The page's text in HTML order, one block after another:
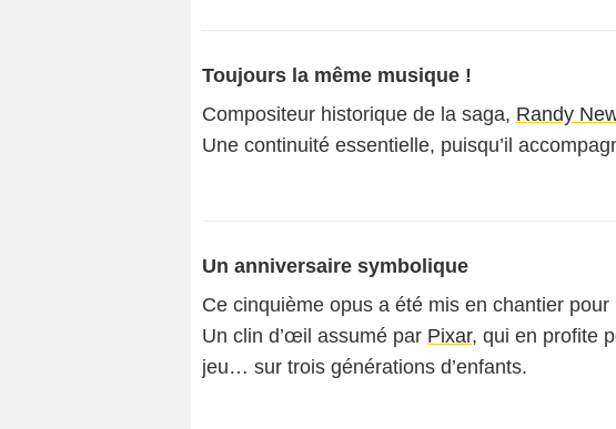
Toujours la même musique !
Compositeur historique de la saga, Randy
Une continuité essentielle, puisqu’il
Un anniversaire symbolique
Ce cinquième opus a été mis en chantier
Un clin d’œil assumé par Pixar, qui en profite
jeu… sur trois générations d’enfants.